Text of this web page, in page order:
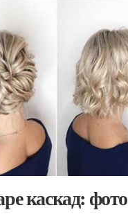
каскад: фото